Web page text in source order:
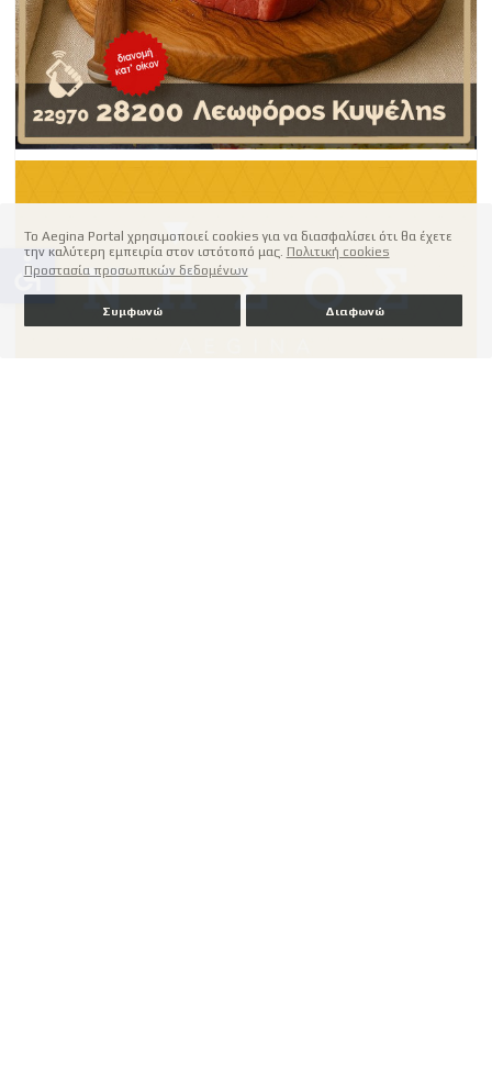
Το Aegina Portal χρησιμοποιεί cookies για να διασφαλίσει ότι θα έχετε
την καλύτερη εμπειρία στον ιστότοπό μας. Πολιτική cookies
Προστασία προσωπικών δεδομένων
Συμφωνώ Διαφωνώ
accessible